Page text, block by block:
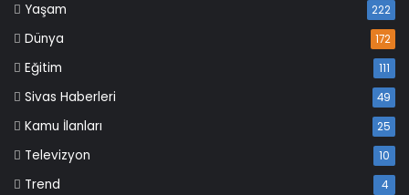
Yaşam 222
Dünya 172
Eğitim 111
Sivas Haberleri 49
Kamu İlanları 25
Televizyon 10
Trend 4